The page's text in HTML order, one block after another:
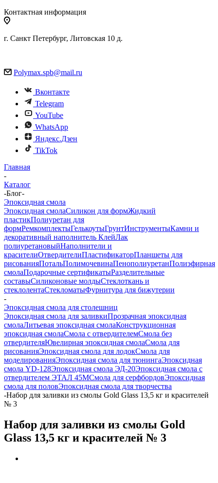
Контактная информация
г. Санкт Петербург, Литовская 10 д.
Polymax.spb@mail.ru
Вконтакте
Telegram
YouTube
WhatsApp
Яндекс.Дзен
TikTok
Главная
-
Каталог
-Блог-
Эпоксидная смола
Эпоксидная смолаСиликон для формЖидкий
пластикПолиуретан для
формРемкомплектыГелькоутыГрунтИнструментыКамни и
декоративный наполнитель КлейЛак
полиуретановыйНаполнители и
красителиОтвердителиПластификаторПланшеты для
рисованияПотальПолимочевинаПенополиуретанПолиэфирная
смолаПодарочные сертификатыРазделительные
составыСиликоновые молдыСтеклоткань и
стеклолентаСтекломатыФурнитура для бижутерии
-
Эпоксидная смола для столешниц
Эпоксидная смола для заливкиПрозрачная эпоксидная
смолаЛитьевая эпоксидная смолаКонструкционная
эпоксидная смолаСмола с отвердителемСмола без
отвердителяЮвелирная эпоксидная смолаСмола для
рисованияЭпоксидная смола для лодокСмола для
моделированияЭпоксидная смола для тюнингаЭпоксидная
смола YD-128Эпоксидная смола ЭД-20Эпоксидная смола с
отвердителем ЭТАЛ 45МСмола для серфбордовЭпоксидная
смола для половЭпоксидная смола для творчества
-Набор для заливки из смолы Gold Glass 13,5 кг и красителей
№ 3
Набор для заливки из смолы Gold
Glass 13,5 кг и красителей № 3